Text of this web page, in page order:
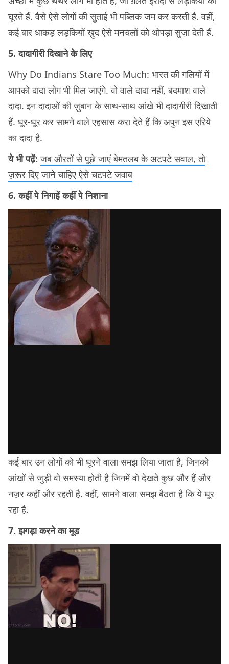
घूरते हैं. वैसे ऐसे लोगों की सुताई भी पब्लिक जम कर करती है. वहीं,
कई बार धाकड़ लड़कियों ख़ुद ऐसे मनचलों को थोपड़ा सुज़ा देती हैं.
5. दादागीरी दिखाने के लिए
Why Do Indians Stare Too Much: भारत की गलियों में
आपको दादा लोग भी मिल जाएंगे. वो वाले दादा नहीं, बदमाश वाले
दादा. इन दादाओं की ज़ुबान के साथ-साथ आंखे भी दादागीरी दिखाती
हैं. घूर-घूर कर सामने वाले एहसास करा देते हैं कि अपुन इस एरिये
का दादा है.
ये भी पढ़ें: जब औरतों से पूछे जाएं बेमतलब के अटपटे सवाल, तो
ज़रूर दिए जाने चाहिए ऐसे चटपटे जवाब
6. कहीं पे निगाहें कहीं पे निशाना
कई बार उन लोगों को भी घूरने वाला समझ लिया जाता है, जिनको
आंखों से जुड़ी वो समस्या होती है जिनमें वो देखते कुछ और हैं और
नज़र कहीं और रहती है. वहीं, सामने वाला समझ बैठता है कि ये घूर
रहा है.
7. झगड़ा करने का मूड